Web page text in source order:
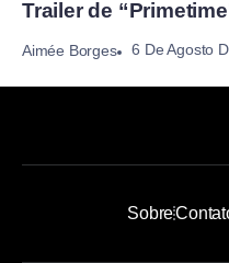
Trailer de
Aimée Borges 6 De Agosto
Sobre